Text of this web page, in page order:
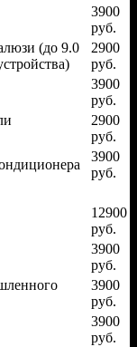
3900
руб.
(до 9.0
2900
руб.
3900
руб.
2900
руб.
3900
руб.
12900
руб.
3900
руб.
3900
руб.
3900
руб.